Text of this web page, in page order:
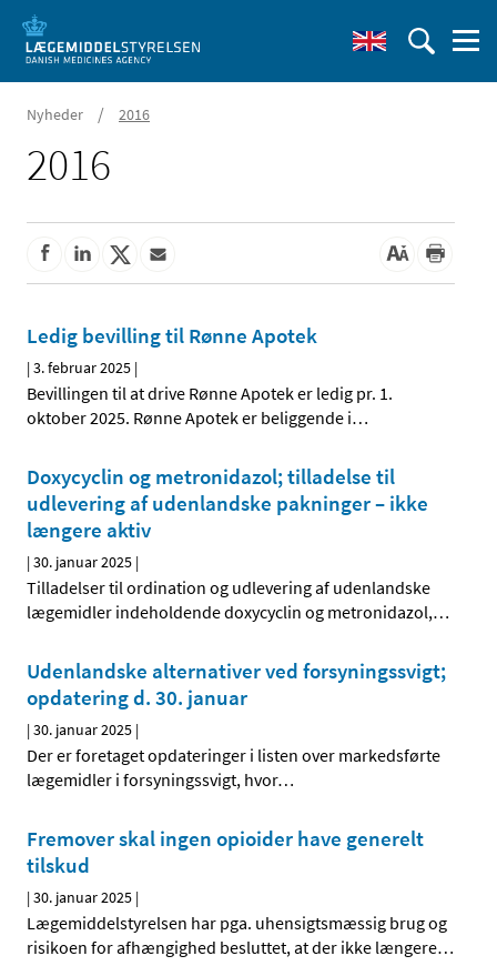
Nyheder / 2016
2016
Ledig bevilling til Rønne Apotek
|3. februar 2025 |
Bevillingen til at drive Rønne Apotek er ledig pr. 1.
oktober 2025. Rønne Apotek er beliggende i…
Doxycyclin og metronidazol; tilladelse til
udlevering af udenlandske pakninger – ikke
længere aktiv
|30. januar 2025 |
Tilladelser til ordination og udlevering af udenlandske
lægemidler indeholdende doxycyclin og metronidazol,…
Udenlandske alternativer ved forsyningssvigt;
opdatering d. 30. januar
|30. januar 2025 |
Der er foretaget opdateringer i listen over markedsførte
lægemidler i forsyningssvigt, hvor…
Fremover skal ingen opioider have generelt
tilskud
|30. januar 2025 |
Lægemiddelstyrelsen har pga. uhensigtsmæssig brug og
risikoen for afhængighed besluttet, at der ikke længere…